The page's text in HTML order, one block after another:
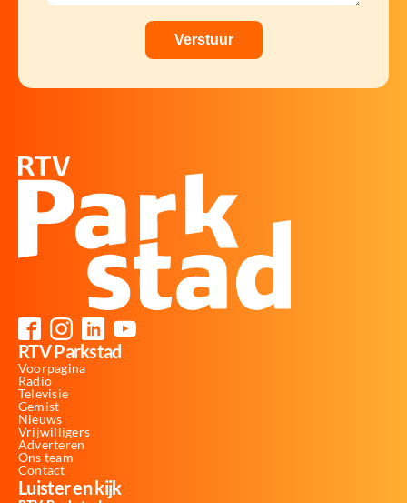
RTV Parkstad
Voorpagina
Radio
Televisie
Gemist
Nieuws
Vrijwilligers
Adverteren
Ons team
Contact
Luister en kijk